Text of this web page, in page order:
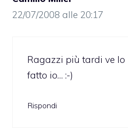
22/07/2008 alle 20:17
Ragazzi più tardi ve lo
fatto io… :-)
Rispondi